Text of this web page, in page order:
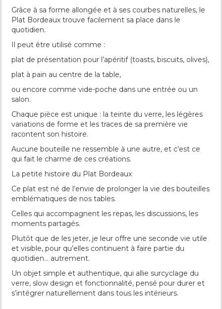
Grâce à sa forme allongée et à ses courbes naturelles, le
Plat Bordeaux trouve facilement sa place dans le
quotidien.
Il peut être utilisé comme :
plat de présentation pour l’apéritif (toasts, biscuits, olives),
plat à pain au centre de la table,
ou encore comme vide-poche dans une entrée ou un
salon.
Chaque pièce est unique : la teinte du verre, les légères
variations de forme et les traces de sa première vie
racontent son histoire.
Aucune bouteille ne ressemble à une autre, et c’est ce
qui fait le charme de ces créations.
La petite histoire du Plat Bordeaux
Ce plat est né de l’envie de prolonger la vie des bouteilles
emblématiques de nos tables.
Celles qui accompagnent les repas, les discussions, les
moments partagés.
Plutôt que de les jeter, je leur offre une seconde vie utile
et visible, pour qu’elles continuent à faire partie du
quotidien… autrement.
Un objet simple et authentique, qui allie surcyclage du
verre, slow design et fonctionnalité, pensé pour durer et
s’intégrer naturellement dans tous les intérieurs.